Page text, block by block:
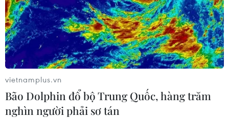
vietnamplus.vn
Bão Dolphin đổ bộ Trung Quốc, hàng trăm
nghìn người phải sơ tán